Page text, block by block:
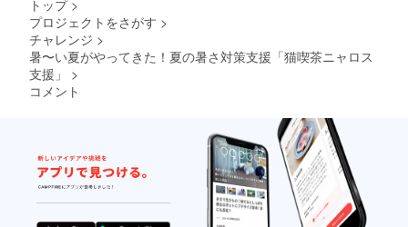
トップ >
プロジェクトをさがす >
チャレンジ >
暑〜い夏がやってきた！夏の暑さ対策支援「猫喫茶ニャロス
支援」
>
コメント